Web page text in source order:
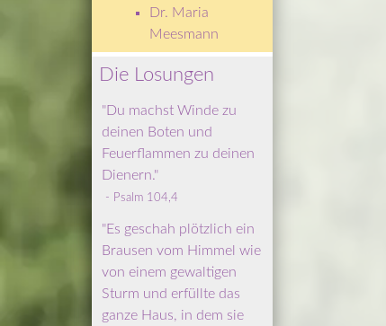
Dr. Maria
Meesmann
Die Losungen
"Du machst Winde zu
deinen Boten und
Feuerflammen zu deinen
Dienern."
- Psalm 104,4
"Es geschah plötzlich ein
Brausen vom Himmel wie
von einem gewaltigen
Sturm und erfüllte das
ganze Haus, in dem sie